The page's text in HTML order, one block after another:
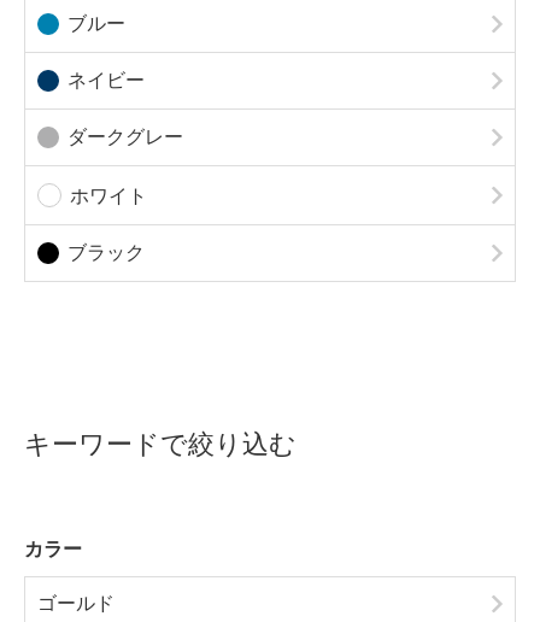
ブルー
ネイビー
ダークグレー
ホワイト
ブラック
キーワードで絞り込む
カラー
ゴールド